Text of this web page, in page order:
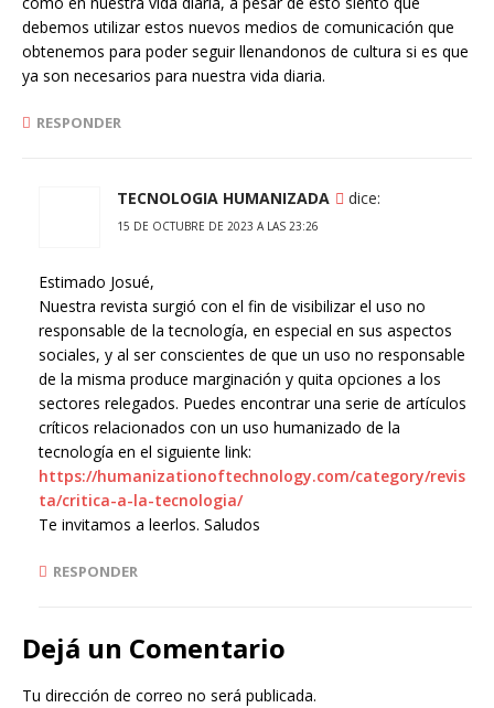
debemos utilizar estos nuevos medios de comunicación que
obtenemos para poder seguir llenandonos de cultura si es que
ya son necesarios para nuestra vida diaria.
RESPONDER
TECNOLOGIA HUMANIZADA dice:
15 DE OCTUBRE DE 2023 A LAS 23:26
Estimado Josué,
Nuestra revista surgió con el fin de visibilizar el uso no
responsable de la tecnología, en especial en sus aspectos
sociales, y al ser conscientes de que un uso no responsable
de la misma produce marginación y quita opciones a los
sectores relegados. Puedes encontrar una serie de artículos
críticos relacionados con un uso humanizado de la
tecnología en el siguiente link:
https://humanizationoftechnology.com/category/revis
ta/critica-a-la-tecnologia/
Te invitamos a leerlos. Saludos
RESPONDER
Dejá un Comentario
Tu dirección de correo no será publicada.